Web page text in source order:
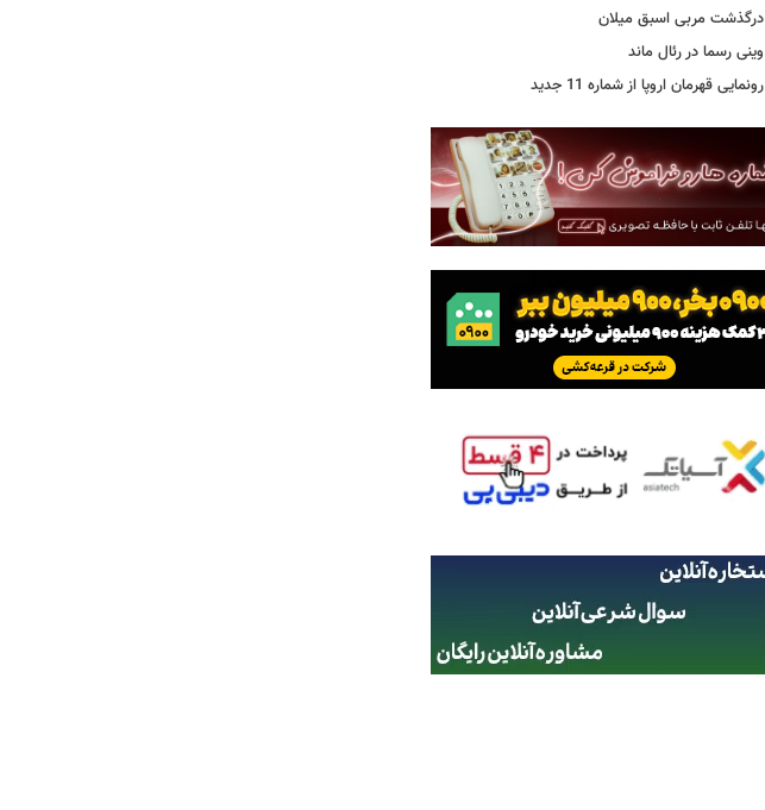
درگذشت مربی اسبق میلان
وینی رسما در رئال ماند
رونمایی قهرمان اروپا از شماره 11 جدید